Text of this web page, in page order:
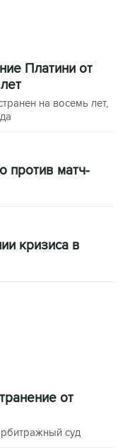
Платини от
на восемь лет,
против матч-
кризиса в
от
суд